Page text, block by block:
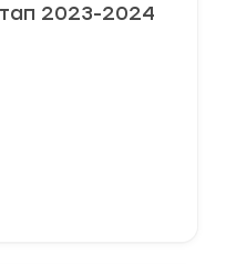
2023-2024